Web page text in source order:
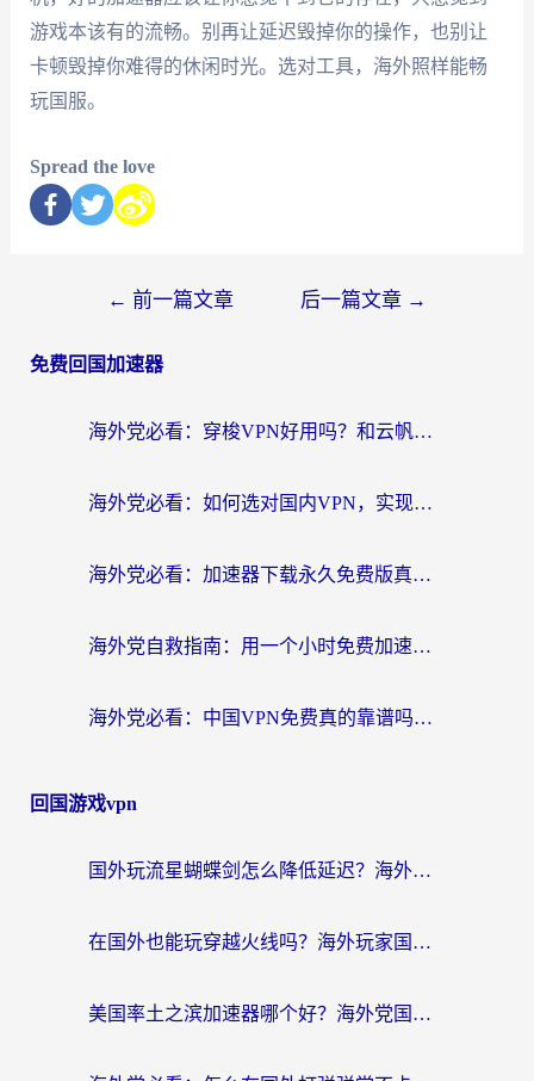
游戏本该有的流畅。别再让延迟毁掉你的操作，也别让
卡顿毁掉你难得的休闲时光。选对工具，海外照样能畅
玩国服。
Spread the love
← 前一篇文章 后一篇文章 →
免费回国加速器
海外党必看：穿梭VPN好用吗？和云帆VPN对比哪个回国效果更好？附真实测评+避坑指南
海外党必看：如何选对国内VPN，实现无缝访问国内资源？
海外党必看：加速器下载永久免费版真的存在吗？教你无缝访问国内资源的正确姿势
海外党自救指南：用一个小时免费加速器，轻松打破国内资源访问壁垒？
海外党必看：中国VPN免费真的靠谱吗？手把手教你选对回国加速器
回国游戏vpn
国外玩流星蝴蝶剑怎么降低延迟？海外党必看的加速秘籍（含欧洲鸣潮&彩虹岛优化攻略）
在国外也能玩穿越火线吗？海外玩家国服游戏畅玩终极指南
美国率土之滨加速器哪个好？海外党国服游戏畅玩终极指南（附多游戏解决方案）